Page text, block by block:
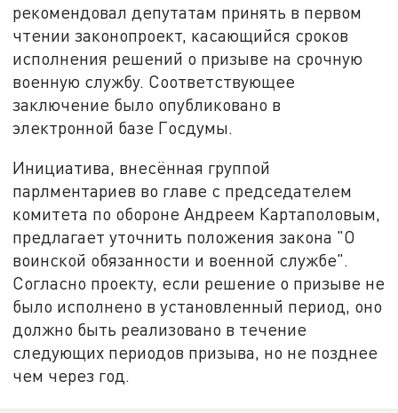
рекомендовал депутатам принять в первом
чтении законопроект, касающийся сроков
исполнения решений о призыве на срочную
военную службу. Соответствующее
заключение было опубликовано в
электронной базе Госдумы.
Инициатива, внесённая группой
парлментариев во главе с председателем
комитета по обороне Андреем Картаполовым,
предлагает уточнить положения закона "О
воинской обязанности и военной службе".
Согласно проекту, если решение о призыве не
было исполнено в установленный период, оно
должно быть реализовано в течение
следующих периодов призыва, но не позднее
чем через год.